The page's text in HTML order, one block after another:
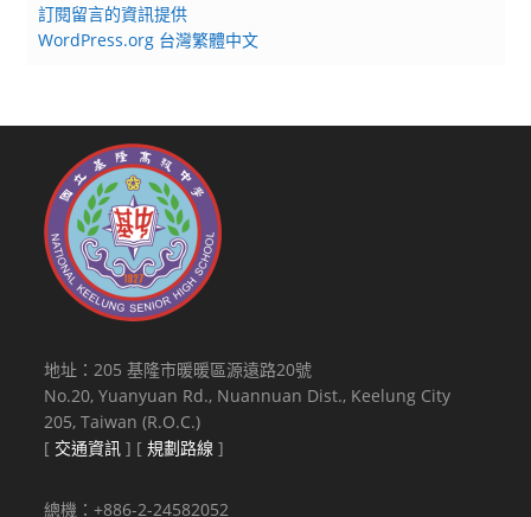
訂閱留言的資訊提供
WordPress.org 台灣繁體中文
地址：205 基隆市暖暖區源遠路20號
No.20, Yuanyuan Rd., Nuannuan Dist., Keelung City
205, Taiwan (R.O.C.)
[ 交通資訊 ] [規劃路線 ]
總機：+886-2-24582052